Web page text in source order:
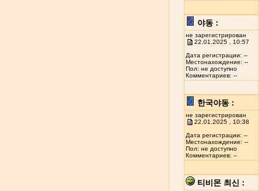
야동 :
не зарегистрирован
22.01.2025 , 10:57
Дата регистрации: --
Местонахождение: --
Пол: не доступно
Комментариев: --
한국야동 :
не зарегистрирован
22.01.2025 , 10:38
Дата регистрации: --
Местонахождение: --
Пол: не доступно
Комментариев: --
티비몬 최신 :